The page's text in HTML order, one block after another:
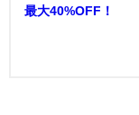
最大40%OFF！